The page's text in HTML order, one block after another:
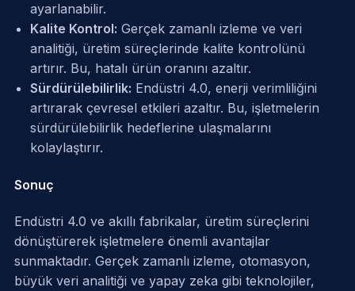
ayarlanabilir.
Kalite Kontrol: Gerçek zamanlı izleme ve veri
analitiği, üretim süreçlerinde kalite kontrolünü
artırır. Bu, hatalı ürün oranını azaltır.
Sürdürülebilirlik: Endüstri 4.0, enerji verimliliğini
artırarak çevresel etkileri azaltır. Bu, işletmelerin
sürdürülebilirlik hedeflerine ulaşmalarını
kolaylaştırır.
Sonuç
Endüstri 4.0 ve akıllı fabrikalar, üretim süreçlerini
dönüştürerek işletmelere önemli avantajlar
sunmaktadır. Gerçek zamanlı izleme, otomasyon,
büyük veri analitiği ve yapay zeka gibi teknolojiler,